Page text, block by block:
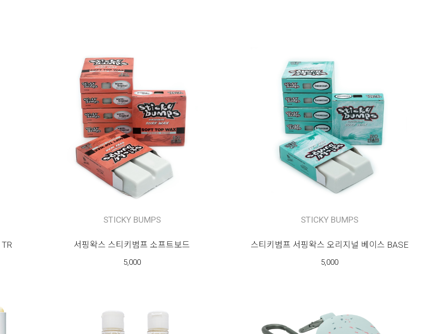
STICKY BUMPS
서핑왁스 스티키범프 소프트보드
5,000
STICKY BUMPS
스티키범프 서핑왁스 오리지널 베이스 BASE
5,000